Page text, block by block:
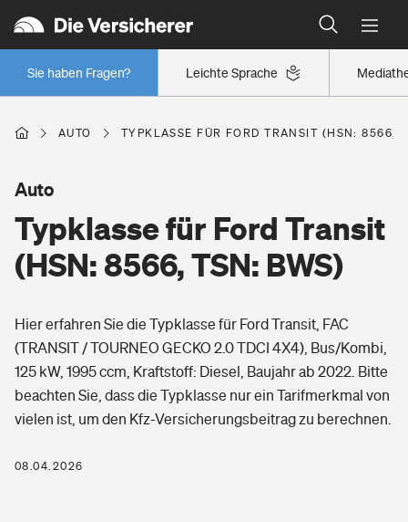
Leichte Sprache
Sie haben Fragen?
Wer versichert was: Jetzt Versicherer finden
Regionalklassen: So ist Ihre Region eingestuft
Wer versichert was: Jetzt Versicherer finden
Berufsunfähigkeitsversicherung
Erwerbsunfähigkeitsversicherung
Grundfähigkeitsversicherung
Arbeitsrechtsschutz
Berufshaftpflichtversicherung
Zur Übersicht
Wohnen
Freizeit
Pri­vate Haft­pflicht­
Gesundheit
Private Krankenversicherung
AUTO TYPKLASSE FÜR FORD TRANSIT (HSN: 8566,
Typklasse für Ford Transit
(HSN: 8566, TSN: BWS)
Auto
Hier erfahren Sie die Typklasse für Ford Transit, FAC
(TRANSIT / TOURNEO GECKO 2.0 TDCI 4X4), Bus/Kombi,
125 kW, 1995 ccm, Kraftstoff: Diesel, Baujahr ab 2022. Bitte
beachten Sie, dass die Typklasse nur ein Tarifmerkmal von
vielen ist, um den Kfz-Versicherungsbeitrag zu berechnen.
08.04.2026